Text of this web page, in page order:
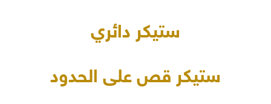
ستيكر دائري
ستيكر قص على الحدود